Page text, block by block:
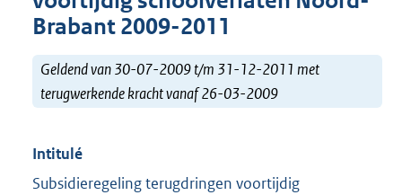
Brabant 2009-2011
Geldend van 30-07-2009 t/m 31-12-2011 met
terugwerkende kracht vanaf 26-03-2009
Intitulé
Subsidieregeling terugdringen voortijdig